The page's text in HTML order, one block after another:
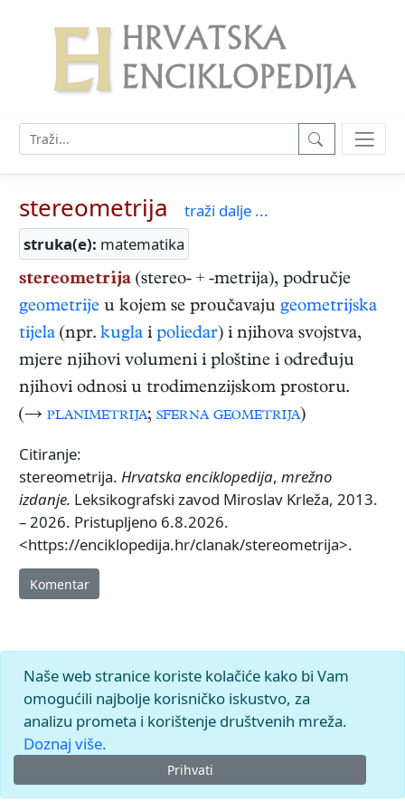
stereometrija
traži dalje ...
struka(e): matematika
stereometrija (stereo- + -metrija), područje
geometrije u kojem se proučavaju geometrijska
tijela (npr. kugla i poliedar) i njihova svojstva,
mjere njihovi volumeni i ploštine i određuju
njihovi odnosi u trodimenzijskom prostoru.
(→ planimetrija; sferna geometrija)
Citiranje:
stereometrija. Hrvatska enciklopedija, mrežno
izdanje. Leksikografski zavod Miroslav Krleža, 2013.
– 2026. Pristupljeno 6.8.2026.
<https://enciklopedija.hr/clanak/stereometrija>.
Komentar
Naše web stranice koriste kolačiće kako bi Vam
omogućili najbolje korisničko iskustvo, za
analizu prometa i korištenje društvenih mreža.
Doznaj više.
Prihvati
© 2026.Leksikografski zavodMiroslav Krleža